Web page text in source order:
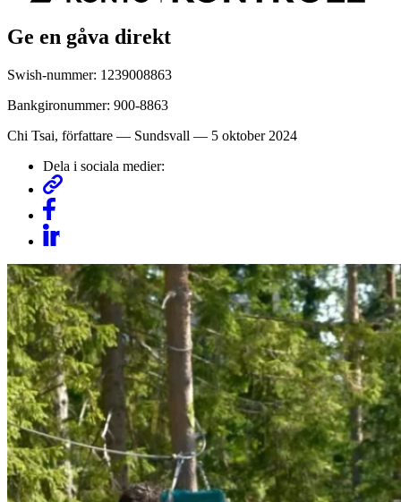
Ge en gåva direkt
Swish-nummer: 1239008863
Bankgironummer: 900-8863
Chi Tsai, författare — Sundsvall — 5 oktober 2024
Dela i sociala medier: